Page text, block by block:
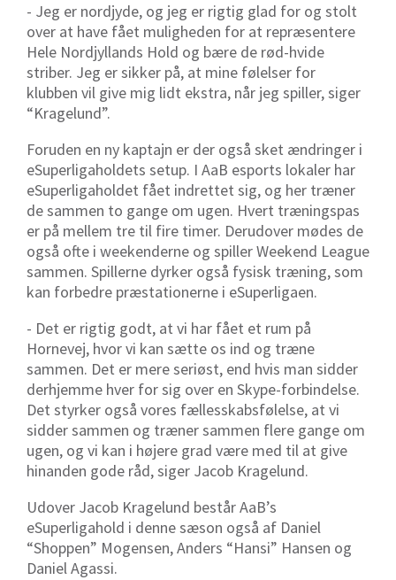
- Jeg er nordjyde, og jeg er rigtig glad for og stolt
over at have fået muligheden for at repræsentere
Hele Nordjyllands Hold og bære de rød-hvide
striber. Jeg er sikker på, at mine følelser for
klubben vil give mig lidt ekstra, når jeg spiller, siger
“Kragelund”.
Foruden en ny kaptajn er der også sket ændringer i
eSuperligaholdets setup. I AaB esports lokaler har
eSuperligaholdet fået indrettet sig, og her træner
de sammen to gange om ugen. Hvert træningspas
er på mellem tre til fire timer. Derudover mødes de
også ofte i weekenderne og spiller Weekend League
sammen. Spillerne dyrker også fysisk træning, som
kan forbedre præstationerne i eSuperligaen.
- Det er rigtig godt, at vi har fået et rum på
Hornevej, hvor vi kan sætte os ind og træne
sammen. Det er mere seriøst, end hvis man sidder
derhjemme hver for sig over en Skype-forbindelse.
Det styrker også vores fællesskabsfølelse, at vi
sidder sammen og træner sammen flere gange om
ugen, og vi kan i højere grad være med til at give
hinanden gode råd, siger Jacob Kragelund.
Udover Jacob Kragelund består AaB’s
eSuperligahold i denne sæson også af Daniel
“Shoppen” Mogensen, Anders “Hansi” Hansen og
Daniel Agassi.